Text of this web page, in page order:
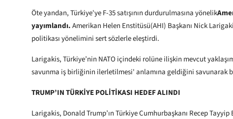
Öte yandan, Türkiye'ye F-35 satışının durdurulmasına yönelik
yayımlandı.Amerikan Helen Enstitüsü(AHI) Başkanı Nick
politikası yönelimini sert sözlerle eleştirdi.
Larigakis, Türkiye’nin NATO içindeki rolüne ilişkin mevcut
savunma iş birliğinin ilerletilmesi' anlamına geldiğini savunarak
TRUMP’IN TÜRKİYE POLİTİKASI HEDEF ALINDI
Larigakis, Donald Trump’ın Türkiye Cumhurbaşkanı Recep